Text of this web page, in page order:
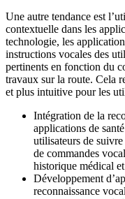
Une autre tendance est
contextuelle dans les
technologie, les
instructions vocales des
pertinents en fonction du
travaux sur la route. Cela
et plus intuitive pour les
Intégration de la
applications de
utilisateurs de
de commandes
historique médical
Développement
reconnaissance